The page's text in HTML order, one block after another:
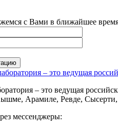
с Вами в ближайшее
– это ведущая
Арамиле, Ревде, Сысерти,
мессенджеры: